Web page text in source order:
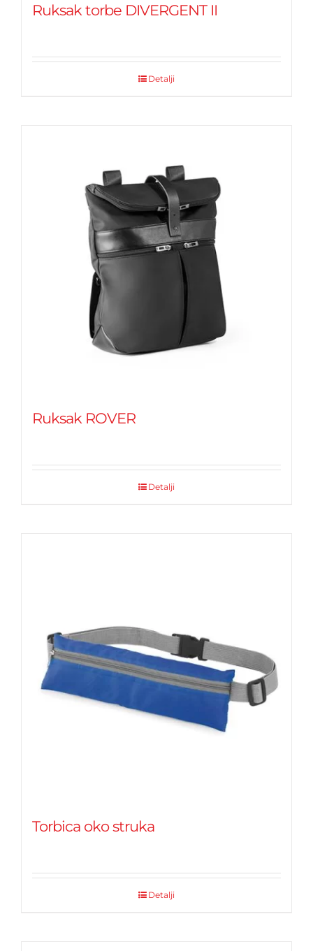
Ruksak torbe DIVERGENT II
Detalji
Ruksak ROVER
Detalji
Torbica oko struka
Detalji